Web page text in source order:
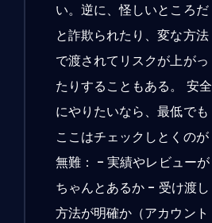
い。逆に、怪しいところだ
と詐欺られたり、変な方法
で渡されてリスクが上がっ
たりすることもある。 安全
にやりたいなら、最低でも
ここはチェックしとくのが
無難： - 実績やレビューが
ちゃんとあるか - 受け渡し
方法が明確か（アカウント